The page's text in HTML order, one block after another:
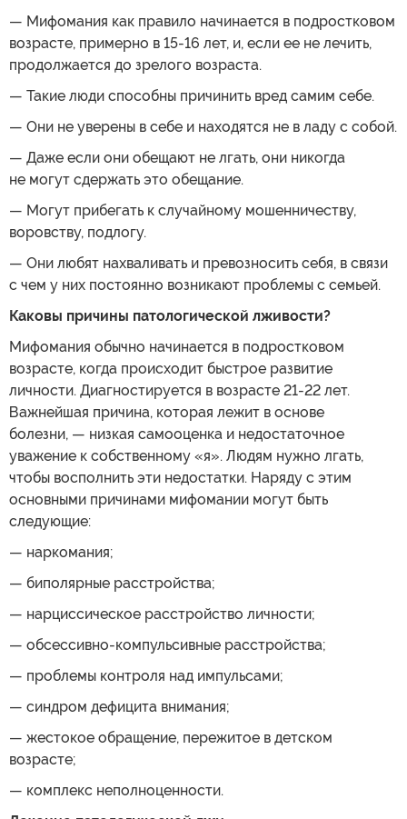
— Мифомания как правило начинается в подростковом
возрасте, примерно в 15-16 лет, и, если ее не лечить,
продолжается до зрелого возраста.
— Такие люди способны причинить вред самим себе.
— Они не уверены в себе и находятся не в ладу с собой.
— Даже если они обещают не лгать, они никогда
не могут сдержать это обещание.
— Могут прибегать к случайному мошенничеству,
воровству, подлогу.
— Они любят нахваливать и превозносить себя, в связи
с чем у них постоянно возникают проблемы с семьей.
Каковы причины патологической лживости?
Мифомания обычно начинается в подростковом
возрасте, когда происходит быстрое развитие
личности. Диагностируется в возрасте 21-22 лет.
Важнейшая причина, которая лежит в основе
болезни, — низкая самооценка и недостаточное
уважение к собственному «я». Людям нужно лгать,
чтобы восполнить эти недостатки. Наряду с этим
основными причинами мифомании могут быть
следующие:
— наркомания;
— биполярные расстройства;
— нарциссическое расстройство личности;
— обсессивно-компульсивные расстройства;
— проблемы контроля над импульсами;
— синдром дефицита внимания;
— жестокое обращение, пережитое в детском
возрасте;
— комплекс неполноценности.